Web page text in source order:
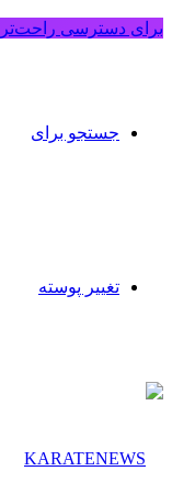
برای دسترسی راحت‌تر
جستجو برای
تغییر پوسته